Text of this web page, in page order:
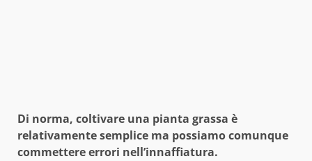
Di norma, coltivare una pianta grassa è
relativamente semplice ma possiamo comunque
commettere errori nell’innaffiatura.